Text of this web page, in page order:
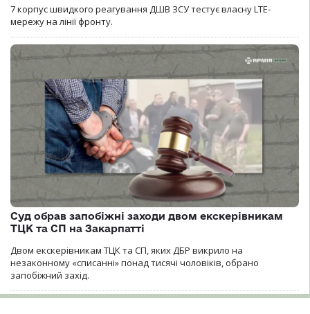
7 корпус швидкого реагування ДШВ ЗСУ тестує власну LTE-
мережу на лінії фронту.
Суд обрав запобіжні заходи двом екскерівникам
ТЦК та СП на Закарпатті
Двом екскерівникам ТЦК та СП, яких ДБР викрило на
незаконному «списанні» понад тисячі чоловіків, обрано
запобіжний захід.